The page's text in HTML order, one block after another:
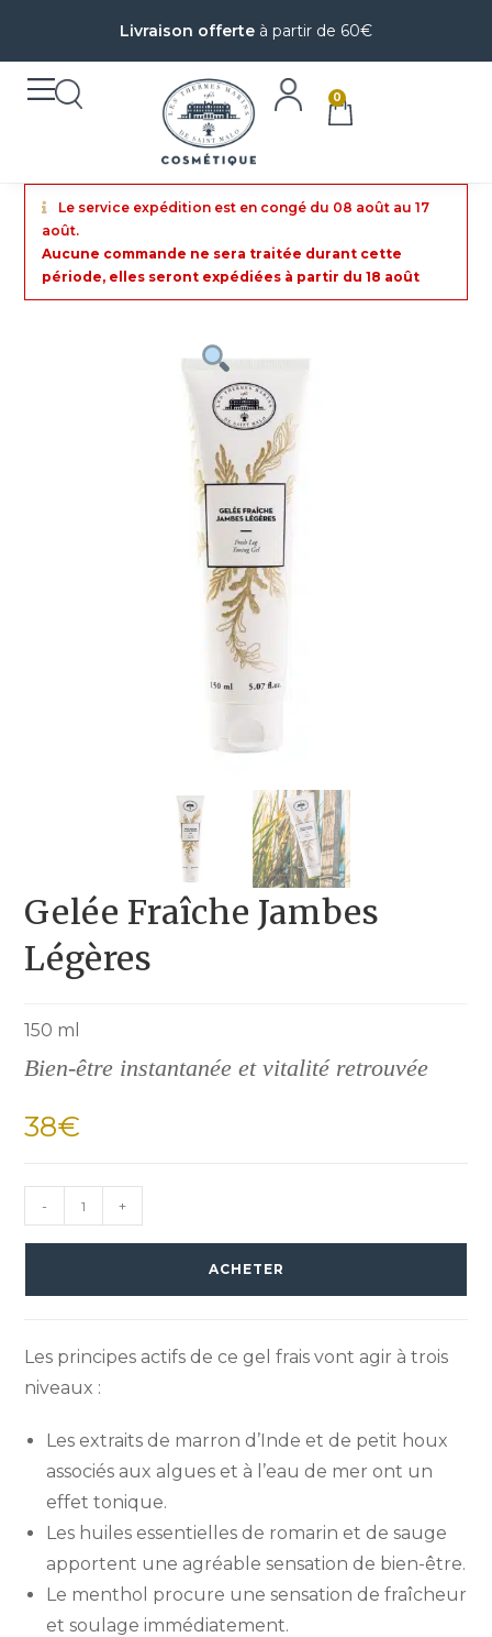
Livraison offerte à partir de 60€
0
Le service expédition est en congé du 08 août au 17
août.
Aucune commande ne sera traitée durant cette
période, elles seront expédiées à partir du 18 août
Gelée Fraîche Jambes
Légères
150 ml
Bien-être instantanée et vitalité retrouvée
38€
- +
ACHETER
Les principes actifs de ce gel frais vont agir à trois
niveaux :
Les extraits de marron d’Inde et de petit houx
associés aux algues et à l’eau de mer ont un
effet tonique.
Les huiles essentielles de romarin et de sauge
apportent une agréable sensation de bien-être.
Le menthol procure une sensation de fraîcheur
et soulage immédiatement.